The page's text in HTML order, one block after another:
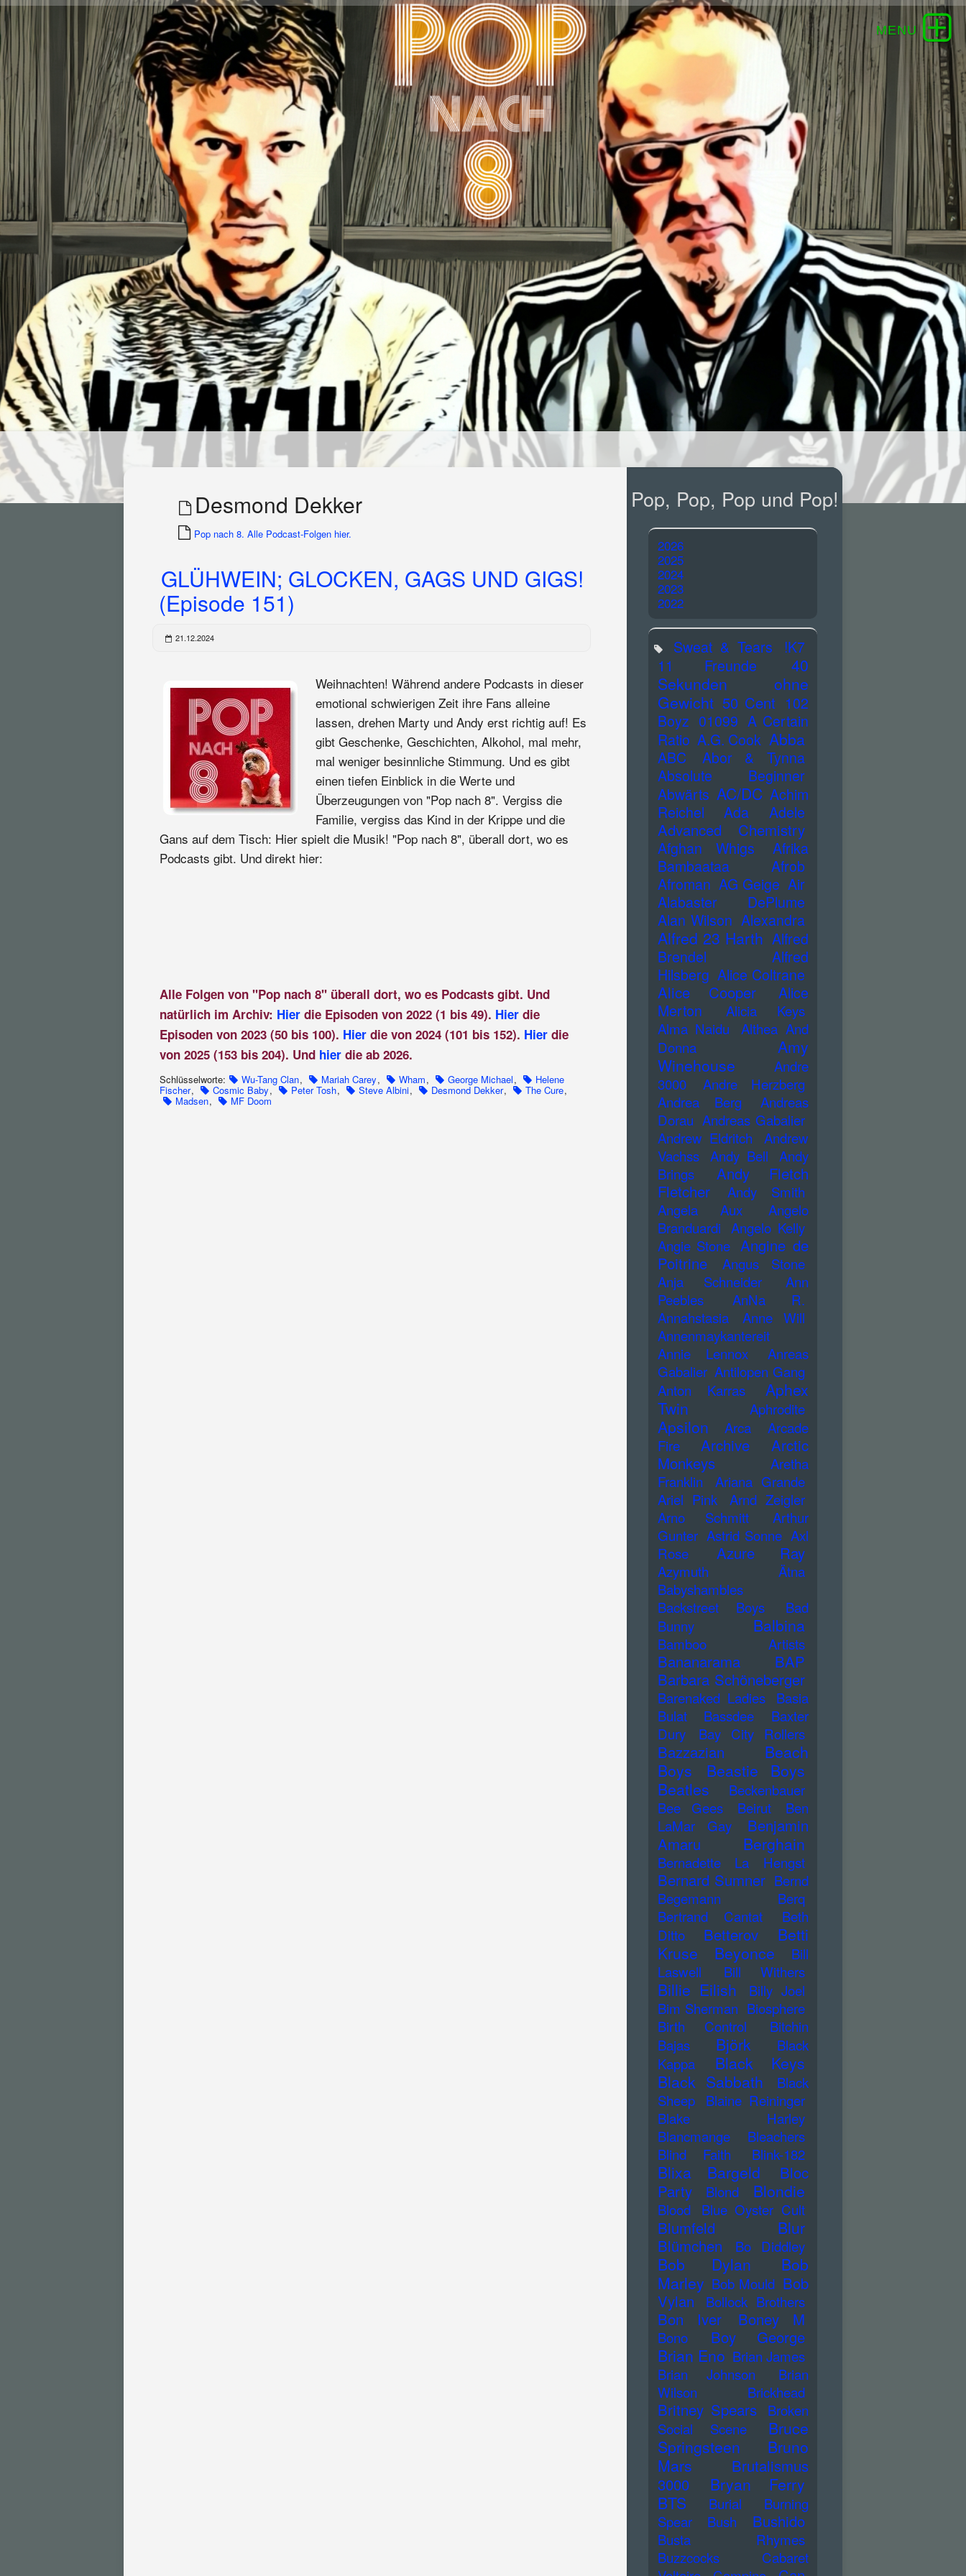
Desmond Dekker
Pop nach 8. Alle Podcast-Folgen hier.
GLÜHWEIN; GLOCKEN, GAGS UND GIGS!
(Episode 151)
21.12.2024
Weihnachten! Während andere Podcasts in dieser
emotional schwierigen Zeit ihre Fans alleine
lassen, drehen Marty und Andy erst richtig auf! Es
gibt Geschenke, Geschichten, Alkohol, mal mehr,
mal weniger besinnliche Stimmung. Und es gibt
einen tiefen Einblick in die Werte und
Überzeugungen von "Pop nach 8". Vergiss die
Familie, vergiss das Kind in der Krippe und die
Gans auf dem Tisch: Hier spielt die Musik! "Pop nach 8", überall dort, wo es
Podcasts gibt. Und direkt hier:
Alle Folgen von "Pop nach 8" überall dort, wo es Podcasts gibt. Und
natürlich im Archiv: Hier die Episoden von 2022 (1 bis 49). Hier die
Episoden von 2023 (50 bis 100). Hier die von 2024 (101 bis 152). Hier die
von 2025 (153 bis 204). Und hier die ab 2026.
Schlüsselworte: Wu-Tang Clan, Mariah Carey, Wham, George Michael, Helene
Fischer, Cosmic Baby, Peter Tosh, Steve Albini, Desmond Dekker, The Cure,
Madsen, MF Doom
Pop, Pop, Pop und Pop!
2026
2025
2024
2023
2022
Sweat & Tears
!K7
11 Freunde
40
Sekunden ohne
Gewicht 50 Cent 102
Boyz 01099 A Certain
Ratio A.G. Cook Abba
ABC
Abor & Tynna
Absolute Beginner
Abwärts AC/DC Achim
Reichel
Ada Adele
Advanced Chemistry
Afghan Whigs
Afrika
Bambaataa
Afrob
Afroman AG Geige Air
Alabaster DePlume
Alan Wilson Alexandra
Alfred 23 Harth Alfred
Brendel
Alfred
Hilsberg Alice Coltrane
Alice Cooper
Alice
Merton
Alicia Keys
Alma Naidu
Althea And
Donna
Amy
Winehouse
Andre
3000
Andre Herzberg
Andrea Berg
Andreas
Dorau Andreas Gabalier
Andrew Eldritch
Andrew
Vachss Andy Bell
Andy
Brings
Andy Fletch
Fletcher
Andy Smith
Angela Aux
Angelo
Branduardi Angelo Kelly
Angie Stone Angine de
Poitrine
Angus Stone
Anja Schneider
Ann
Peebles
AnNa R.
Annahstasia
Anne Will
Annenmaykantereit
Annie Lennox
Anreas
Gabalier Antilopen Gang
Anton Karras
Aphex
Twin
Aphrodite
Apsilon Arca
Arcade
Fire
Archive
Arctic
Monkeys
Aretha
Franklin
Ariana Grande
Ariel Pink
Arnd Zeigler
Arno Schmitt
Arthur
Gunter Astrid Sonne Axl
Rose
Azure Ray
Azymuth
Ätna
Babyshambles
Backstreet Boys
Bad
Bunny
Balbina
Bamboo Artists
Bananarama
BAP
Barbara Schöneberger
Barenaked Ladies
Basia
Bulat
Bassdee
Baxter
Dury
Bay City Rollers
Bazzazian
Beach
Boys
Beastie Boys
Beatles
Beckenbauer
Bee Gees
Beirut
Ben
LaMar Gay
Benjamin
Amaru
Berghain
Bernadette La Hengst
Bernard Sumner Bernd
Begemann
Berq
Bertrand Cantat
Beth
Ditto
Betterov
Betti
Kruse
Beyonce
Bill
Laswell
Bill Withers
Billie Eilish
Billy Joel
Bim Sherman Biosphere
Birth Control
Bitchin
Bajas
Björk
Black
Kappa
Black Keys
Black Sabbath
Black
Sheep
Blaine Reininger
Blake Harley
Blancmange
Bleachers
Blind Faith
Blink-182
Blixa Bargeld
Bloc
Party
Blond Blondie
Blood Blue Oyster Cult
Blumfeld Blur
Blümchen Bo Diddley
Bob Dylan
Bob
Marley Bob Mould Bob
Vylan
Bollock Brothers
Bon Iver Boney M
Bono Boy George
Brian Eno Brian James
Brian Johnson
Brian
Wilson
Brickhead
Britney Spears
Broken
Social Scene
Bruce
Springsteen
Bruno
Mars
Brutalismus
3000
Bryan Ferry
BTS
Burial
Burning
Spear
Bush Bushido
Busta Rhymes
Buzzcocks
Cabaret